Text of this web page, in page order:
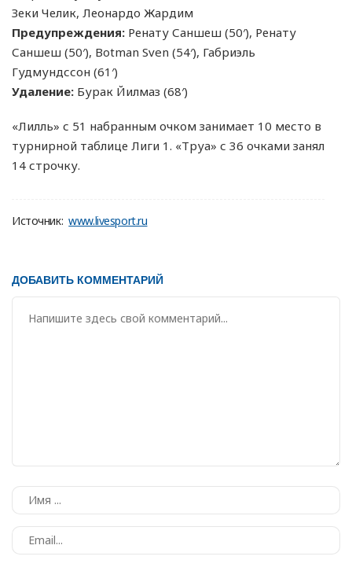
Зеки Челик, Леонардо Жардим
Предупреждения: Ренату Саншеш (50′), Ренату
Саншеш (50′), Botman Sven (54′), Габриэль
Гудмундссон (61′)
Удаление: Бурак Йилмаз (68′)
«Лилль» с 51 набранным очком занимает 10 место в
турнирной таблице Лиги 1. «Труа» с 36 очками занял
14 строчку.
Источник: www.livesport.ru
ДОБАВИТЬ КОММЕНТАРИЙ